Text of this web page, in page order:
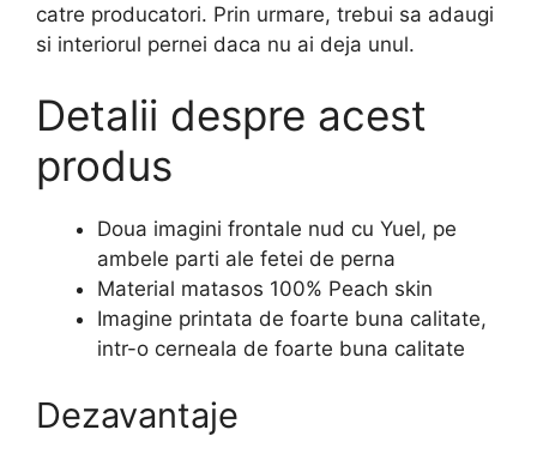
catre producatori. Prin urmare, trebui sa adaugi
si interiorul pernei daca nu ai deja unul.
Detalii despre acest
produs
Doua imagini frontale nud cu Yuel, pe
ambele parti ale fetei de perna
Material matasos 100% Peach skin
Imagine printata de foarte buna calitate,
intr-o cerneala de foarte buna calitate
Dezavantaje